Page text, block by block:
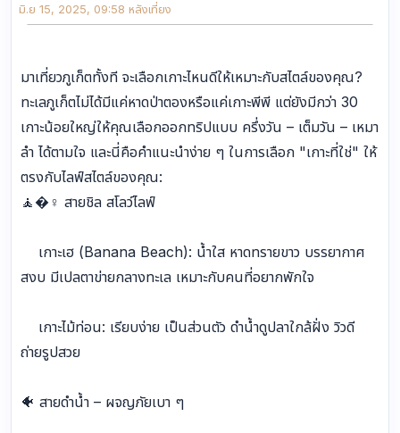
มิ.ย 15, 2025, 09:58 หลังเที่ยง
มาเที่ยวภูเก็ตทั้งที จะเลือกเกาะไหนดีให้เหมาะกับสไตล์ของคุณ?
ทะเลภูเก็ตไม่ได้มีแค่หาดป่าตองหรือแค่เกาะพีพี แต่ยังมีกว่า 30
เกาะน้อยใหญ่ให้คุณเลือกออกทริปแบบ ครึ่งวัน – เต็มวัน – เหมา
ลำ ได้ตามใจ และนี่คือคำแนะนำง่าย ๆ ในการเลือก "เกาะที่ใช่" ให้
ตรงกับไลฟ์สไตล์ของคุณ:
🧘�♀️ สายชิล สโลว์ไลฟ์
เกาะเฮ (Banana Beach): น้ำใส หาดทรายขาว บรรยากาศ
สงบ มีเปลตาข่ายกลางทะเล เหมาะกับคนที่อยากพักใจ
เกาะไม้ท่อน: เรียบง่าย เป็นส่วนตัว ดำน้ำดูปลาใกล้ฝั่ง วิวดี
ถ่ายรูปสวย
🐠 สายดำน้ำ – ผจญภัยเบา ๆ